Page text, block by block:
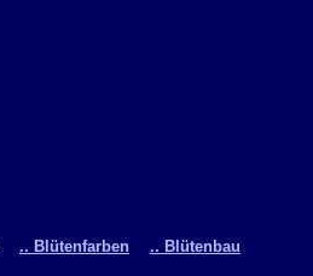
.. Blütenfarben .. Blütenbau